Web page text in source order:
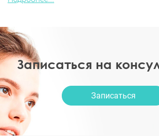
Записаться на
Записаться